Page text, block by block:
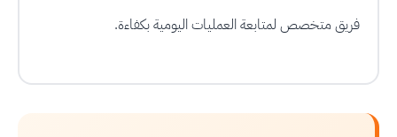
فريق متخصص لمتابعة العمليات اليومية بكفاءة.